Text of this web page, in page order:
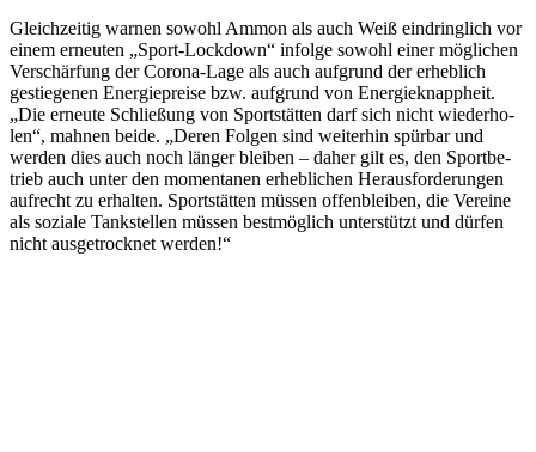
Gleich­zei­tig warnen sowohl Ammon als auch Weiß eindring­lich vor
einem erneu­ten „Sport-Lock­down“ infolge sowohl einer mögli­chen
Verschär­fung der Corona-Lage als auch aufgrund der erheb­lich
gestie­ge­nen Ener­gie­preise bzw. aufgrund von Ener­gie­knapp­heit.
„Die erneute Schlie­ßung von Sport­stät­ten darf sich nicht wieder­ho­
len“, mahnen beide. „Deren Folgen sind weiter­hin spür­bar und
werden dies auch noch länger blei­ben – daher gilt es, den Sport­be­
trieb auch unter den momen­ta­nen erheb­li­chen Heraus­for­de­run­gen
aufrecht zu erhal­ten. Sport­stät­ten müssen offen­blei­ben, die Vereine
als soziale Tank­stel­len müssen best­mög­lich unter­stützt und dürfen
nicht ausge­trock­net werden!“